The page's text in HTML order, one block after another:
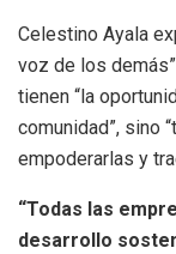
Celestino Ayala
voz de los
tienen “la
comunidad”, sino
empoderarlas y
“Todas las
desarrollo